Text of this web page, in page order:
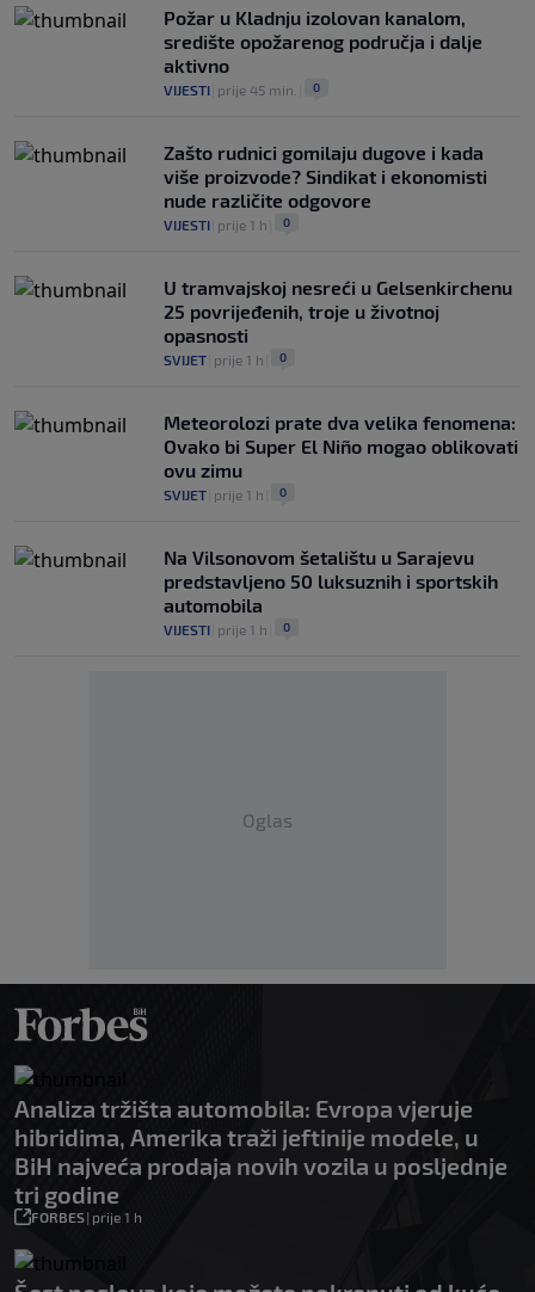
Požar u Kladnju izolovan kanalom,
središte opožarenog područja i dalje
aktivno
VIJESTI prije 45 min. 0
Zašto rudnici gomilaju dugove i kada
više proizvode? Sindikat i ekonomisti
nude različite odgovore
VIJESTI prije 1 h 0
U tramvajskoj nesreći u Gelsenkirchenu
25 povrijeđenih, troje u životnoj
opasnosti
SVIJET prije 1 h 0
Meteorolozi prate dva velika fenomena:
Ovako bi Super El Niño mogao oblikovati
ovu zimu
SVIJET prije 1 h 0
Na Vilsonovom šetalištu u Sarajevu
predstavljeno 50 luksuznih i sportskih
automobila
VIJESTI prije 1 h 0
Oglas
Analiza tržišta automobila: Evropa vjeruje
hibridima, Amerika traži jeftinije modele, u
BiH najveća prodaja novih vozila u posljednje
tri godine
FORBES| prije 1 h